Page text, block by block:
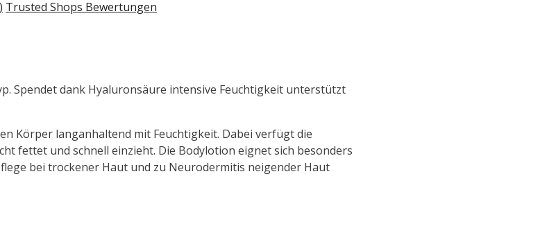
Trusted Shops Bewertungen
Spendet dank Hyaluronsäure intensive Feuchtigkeit unterstützt
Körper langanhaltend mit Feuchtigkeit. Dabei verfügt die
fettet und schnell einzieht. Die Bodylotion eignet sich besonders
bei trockener Haut und zu Neurodermitis neigender Haut